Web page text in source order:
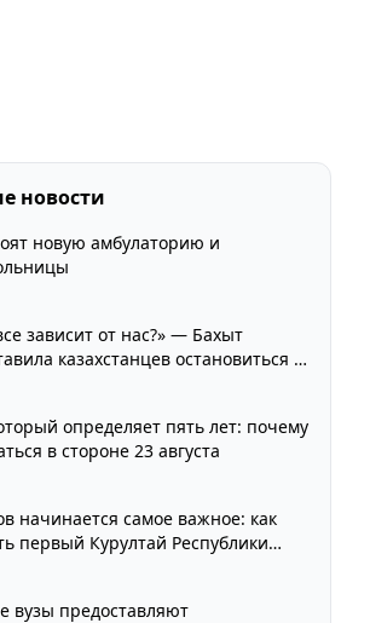
новости
новую амбулаторию и
зависит от нас?» — Бахыт
казахстанцев остановиться и
определяет пять лет: почему
в стороне 23 августа
начинается самое важное: как
первый Курултай Республики
вузы предоставляют